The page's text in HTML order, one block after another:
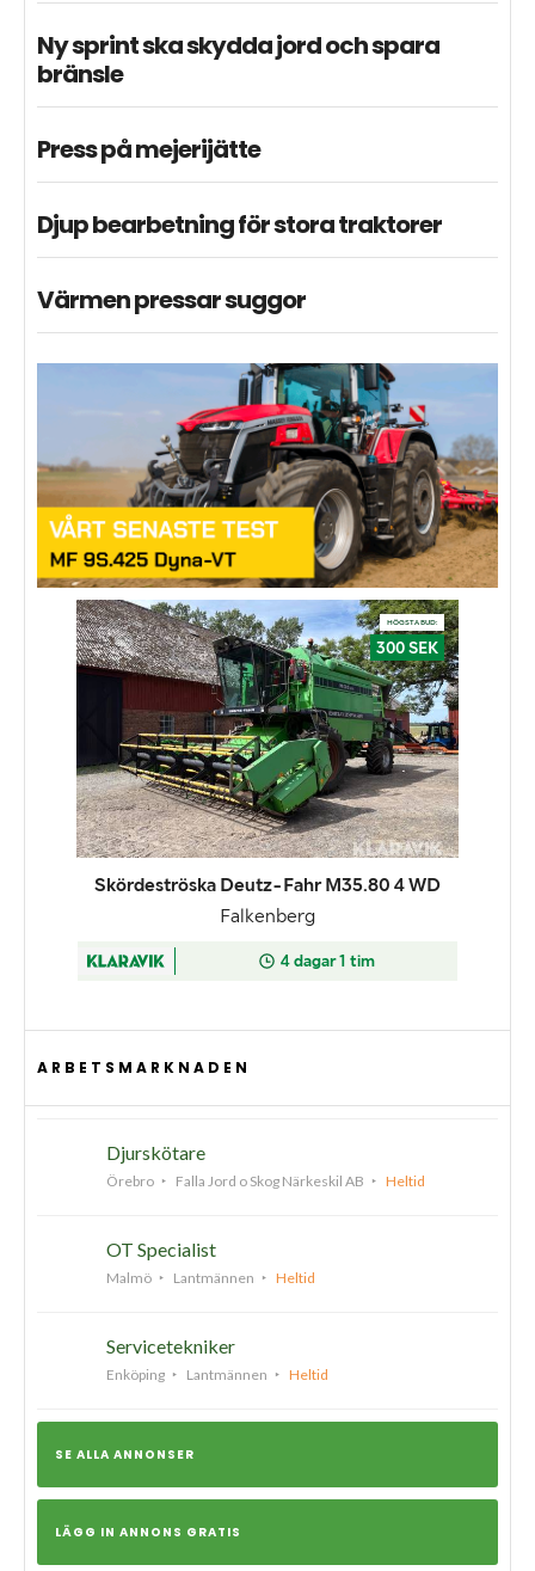
Ny sprint ska skydda jord och spara
bränsle
Press på mejerijätte
Djup bearbetning för stora traktorer
Värmen pressar suggor
ARBETSMARKNADEN
Djurskötare
Örebro Falla Jord o Skog Närkeskil AB Heltid
OT Specialist
Malmö Lantmännen Heltid
Servicetekniker
Enköping Lantmännen Heltid
SE ALLA ANNONSER
LÄGG IN ANNONS GRATIS